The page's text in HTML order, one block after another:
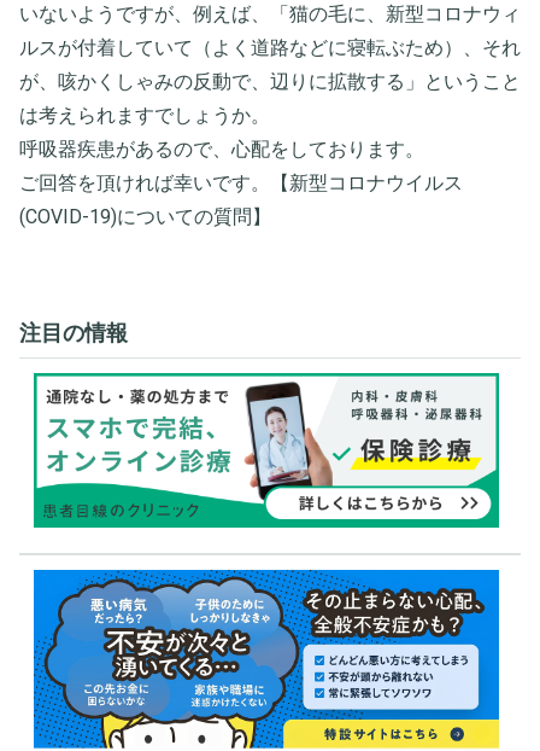
いないようですが、例えば、「猫の毛に、新型コロナウィ
ルスが付着していて（よく道路などに寝転ぶため）、それ
が、咳かくしゃみの反動で、辺りに拡散する」ということ
は考えられますでしょうか。
呼吸器疾患があるので、心配をしております。
ご回答を頂ければ幸いです。【新型コロナウイルス
(COVID-19)についての質問】
注目の情報